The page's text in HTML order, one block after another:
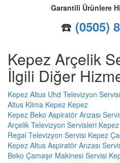
Garantili Ürünlere
☎️ (0505)
Kepez Arçelik
İlgili Diğer
Kepez Altus Uhd Televizyon
Altus Klima Kepez Kepez
Kepez Beko Aspiratör Arızası
Arçelik Televizyon Servisleri Kepez
Regal Televizyon Servisi Kepez
Kepez Altus Aspiratör Arızası
Beko Çamaşır Makinesi Servisi